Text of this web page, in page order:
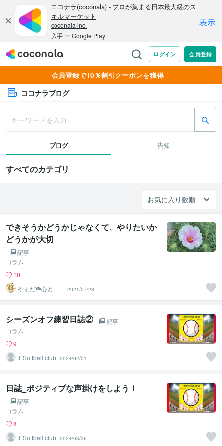
会員登録で10％割引クーポンを獲得！
ココナラブログ
ブログ 告知
すべてのカテゴリ
できそうかどうかじゃなくて、やりたいか
どうかが大切
記事
コラム
10
やまだ☘️心と頭
がスッキリ整う
サロン
2021/07/28
シーズンオフ練習日誌②
記事
コラム
9
T Softball club 2024/02/01
日誌_ポジティブな声掛けをしよう！
記事
コラム
8
T Softball club 2024/03/26